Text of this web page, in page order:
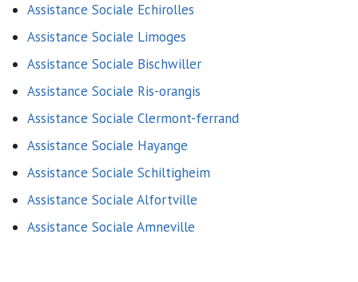
Assistance Sociale Echirolles
Assistance Sociale Limoges
Assistance Sociale Bischwiller
Assistance Sociale Ris-orangis
Assistance Sociale Clermont-ferrand
Assistance Sociale Hayange
Assistance Sociale Schiltigheim
Assistance Sociale Alfortville
Assistance Sociale Amneville